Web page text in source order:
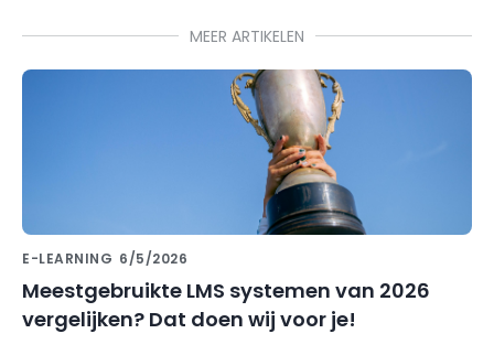
MEER ARTIKELEN
E-LEARNING 6/5/2026
Meestgebruikte LMS systemen van 2026
vergelijken? Dat doen wij voor je!